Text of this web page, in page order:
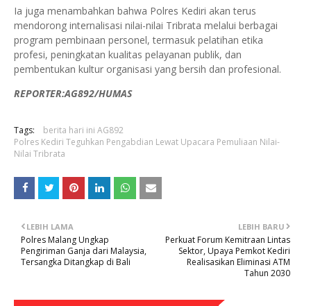
Ia juga menambahkan bahwa Polres Kediri akan terus
mendorong internalisasi nilai-nilai Tribrata melalui berbagai
program pembinaan personel, termasuk pelatihan etika
profesi, peningkatan kualitas pelayanan publik, dan
pembentukan kultur organisasi yang bersih dan profesional.
REPORTER:AG892/HUMAS
Tags:
berita hari ini AG892
Polres Kediri Teguhkan Pengabdian Lewat Upacara Pemuliaan Nilai-
Nilai Tribrata
LEBIH BARU
Perkuat Forum Kemitraan Lintas
Sektor, Upaya Pemkot Kediri
Realisasikan Eliminasi ATM
Tahun 2030
LEBIH LAMA
Polres Malang Ungkap
Pengiriman Ganja dari Malaysia,
Tersangka Ditangkap di Bali